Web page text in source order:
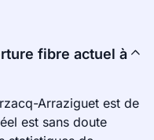
fibre actuel à
Arraziguet est de
est sans doute